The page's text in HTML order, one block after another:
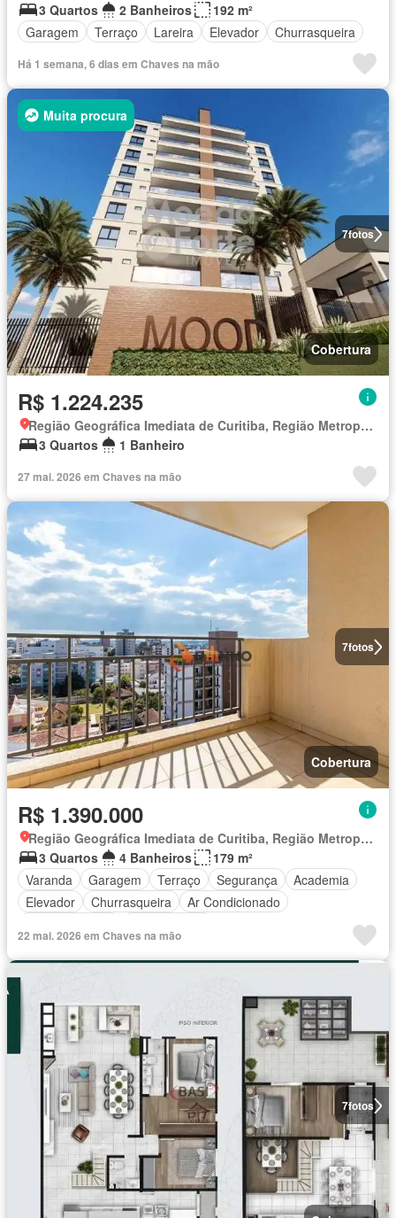
3 Quartos
2 Banheiros
192 m²
Garagem
Terraço Lareira Elevador Churrasqueira
Há 1 semana, 6 dias em Chaves na mão
7fotos
Muita procura
Cobertura
R$ 1.224.235
Região Geográfica Imediata de Curitiba, Região Metropolitana de Curitiba
3 Quartos
1 Banheiro
27 mai. 2026 em Chaves na mão
7fotos
Cobertura
R$ 1.390.000
Região Geográfica Imediata de Curitiba, Região Metropolitana de Curitiba
3 Quartos
4 Banheiros
179 m²
Varanda
Garagem Terraço Segurança
Academia
Elevador
Churrasqueira
Ar Condicionado
22 mai. 2026 em Chaves na mão
7fotos